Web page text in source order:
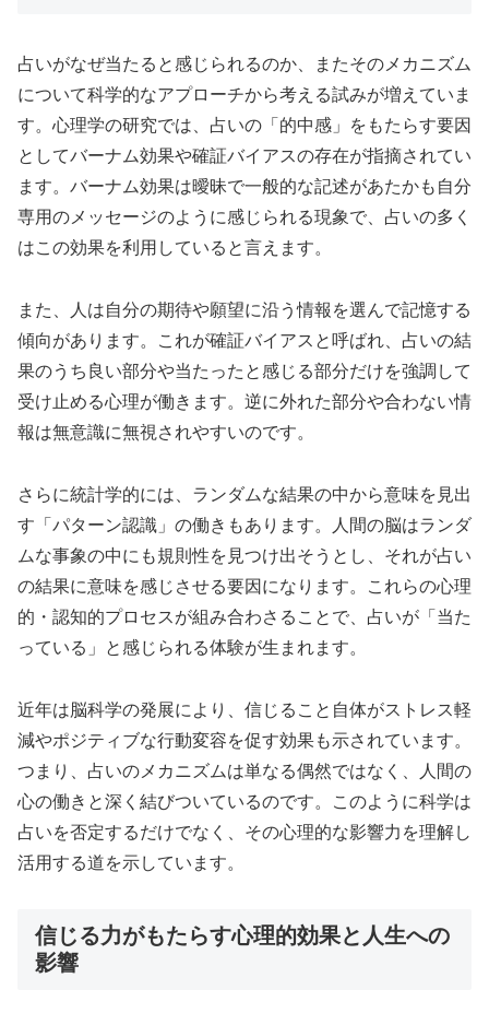
占いがなぜ当たると感じられるのか、またそのメカニズム
について科学的なアプローチから考える試みが増えていま
す。心理学の研究では、占いの「的中感」をもたらす要因
としてバーナム効果や確証バイアスの存在が指摘されてい
ます。バーナム効果は曖昧で一般的な記述があたかも自分
専用のメッセージのように感じられる現象で、占いの多く
はこの効果を利用していると言えます。
また、人は自分の期待や願望に沿う情報を選んで記憶する
傾向があります。これが確証バイアスと呼ばれ、占いの結
果のうち良い部分や当たったと感じる部分だけを強調して
受け止める心理が働きます。逆に外れた部分や合わない情
報は無意識に無視されやすいのです。
さらに統計学的には、ランダムな結果の中から意味を見出
す「パターン認識」の働きもあります。人間の脳はランダ
ムな事象の中にも規則性を見つけ出そうとし、それが占い
の結果に意味を感じさせる要因になります。これらの心理
的・認知的プロセスが組み合わさることで、占いが「当た
っている」と感じられる体験が生まれます。
近年は脳科学の発展により、信じること自体がストレス軽
減やポジティブな行動変容を促す効果も示されています。
つまり、占いのメカニズムは単なる偶然ではなく、人間の
心の働きと深く結びついているのです。このように科学は
占いを否定するだけでなく、その心理的な影響力を理解し
活用する道を示しています。
信じる力がもたらす心理的効果と人生への
影響